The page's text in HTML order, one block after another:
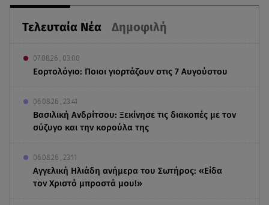
Τελευταία Νέα Δημοφιλή
07.08.26 , 03:00
Εορτολόγιο: Ποιοι γιορτάζουν στις 7 Αυγούστου
06.08.26 , 23:41
Βασιλική Ανδρίτσου: Ξεκίνησε τις διακοπές με τον
σύζυγο και την κορούλα της
06.08.26 , 23:11
Αγγελική Ηλιάδη ανήμερα του Σωτήρος: «Είδα
τον Χριστό μπροστά μου!»